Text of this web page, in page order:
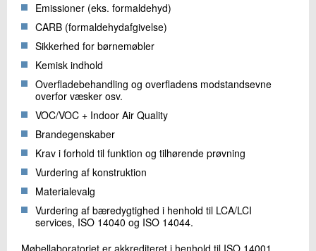
Emissioner (eks. formaldehyd)
CARB (formaldehydafgivelse)
Sikkerhed for børnemøbler
Kemisk indhold
Overfladebehandling og overfladens modstandsevne
overfor væsker osv.
VOC/VOC + Indoor Air Quality
Brandegenskaber
Krav i forhold til funktion og tilhørende prøvning
Vurdering af konstruktion
Materialevalg
Vurdering af bæredygtighed i henhold til LCA/LCI
services, ISO 14040 og ISO 14044.